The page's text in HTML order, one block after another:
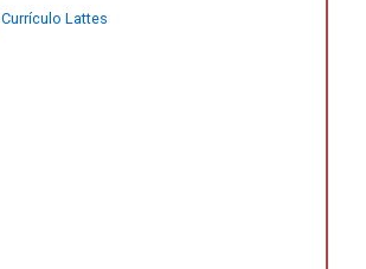
Currículo Lattes